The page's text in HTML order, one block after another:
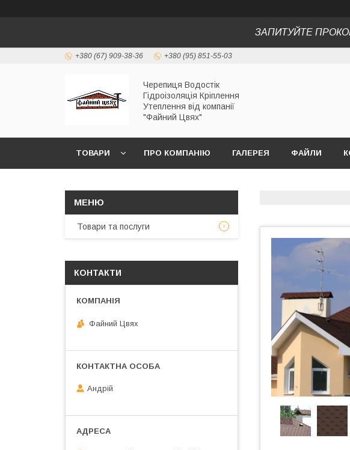
ЗАПИТУЙТЕ
+380 (67) 909-38-36 +380 (95) 851-55-03
Черепиця Водостік
Гідроізоляція Кріплення
Утеплення від компанії
"Файний Цвях"
ТОВАРИ ПРО КОМПАНІЮ ГАЛЕРЕЯ ФАЙЛИ
Товари та послуги
КОНТАКТИ
Файний Цвях
Андрій